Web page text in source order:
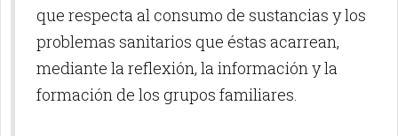
que respecta al consumo de sustancias y los
problemas sanitarios que éstas acarrean,
mediante la reflexión, la información y la
formación de los grupos familiares.